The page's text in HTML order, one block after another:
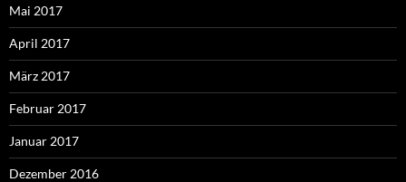
Mai 2017
April 2017
März 2017
Februar 2017
Januar 2017
Dezember 2016